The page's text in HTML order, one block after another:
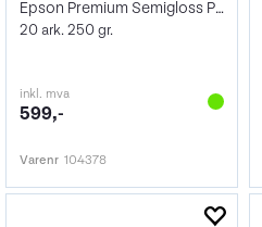
Epson Premium Semigloss Photo Paper A3
20 ark. 250 gr.
inkl. mva
599,-
Varenr 104378